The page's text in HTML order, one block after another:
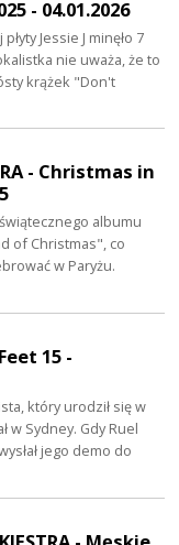
- 04.01.2026
Jessie J minęło 7
nie uważa, że to
krążek "Don't
- Christmas in
albumu
of Christmas", co
w Paryżu.
15 -
który urodził się w
w Sydney. Gdy Ruel
jego demo do